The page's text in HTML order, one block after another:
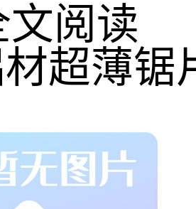
超薄锯
机床：
阅读